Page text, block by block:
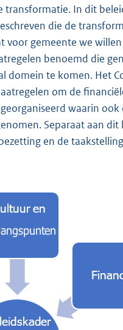
transformatie. In dit
die de
voor gemeente we
benoemd die
domein te komen. Het
om de
waarin
Separaat aan
en de